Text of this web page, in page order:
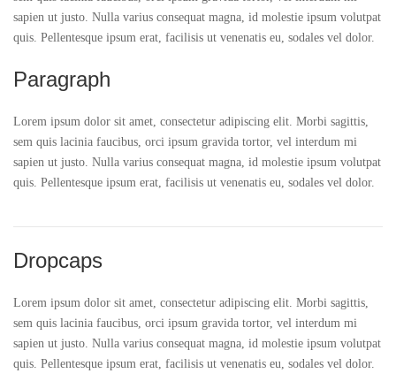
sapien ut justo. Nulla varius consequat magna, id molestie ipsum volutpat
quis. Pellentesque ipsum erat, facilisis ut venenatis eu, sodales vel dolor.
Paragraph
Lorem ipsum dolor sit amet, consectetur adipiscing elit. Morbi sagittis,
sem quis lacinia faucibus, orci ipsum gravida tortor, vel interdum mi
sapien ut justo. Nulla varius consequat magna, id molestie ipsum volutpat
quis. Pellentesque ipsum erat, facilisis ut venenatis eu, sodales vel dolor.
Dropcaps
Lorem ipsum dolor sit amet, consectetur adipiscing elit. Morbi sagittis,
sem quis lacinia faucibus, orci ipsum gravida tortor, vel interdum mi
sapien ut justo. Nulla varius consequat magna, id molestie ipsum volutpat
quis. Pellentesque ipsum erat, facilisis ut venenatis eu, sodales vel dolor.